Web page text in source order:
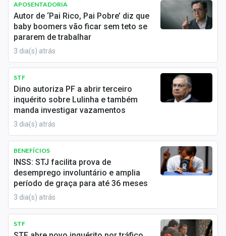
Sobre
Expediente
Contato
FGTS também pode ser utilizado em casos de
doenças graves ou para ajudar em situações de
emergência.
Resumo das diferenças:
seguridade
social, oferecendo benefícios previdenciários,
enquanto o FGTS visa proteger o trabalhador em
casos de demissão sem justa causa e em outras
situações específicas.
Contribuições:a contribuição ao INSS é
obrigatória e descontada diretamente dafolha de
pagamento, enquanto osdepósitos do FGTSsão
feitos pelo empregador em uma conta vinculada ao
contrato de trabalho.
Benefícios: o INSS oferece aposentadoria, pensão,
auxílios e outros benefícios previdenciários,
APOSENTADORIA
Autor de ‘Pai Rico, Pai Pobre’ diz que
baby boomers vão ficar sem teto se
pararem de trabalhar
3 dia(s) atrás
STF
Dino autoriza PF a abrir terceiro
inquérito sobre Lulinha e também
manda investigar vazamentos
3 dia(s) atrás
BENEFÍCIOS
INSS: STJ facilita prova de
desemprego involuntário e amplia
período de graça para até 36 meses
3 dia(s) atrás
STF